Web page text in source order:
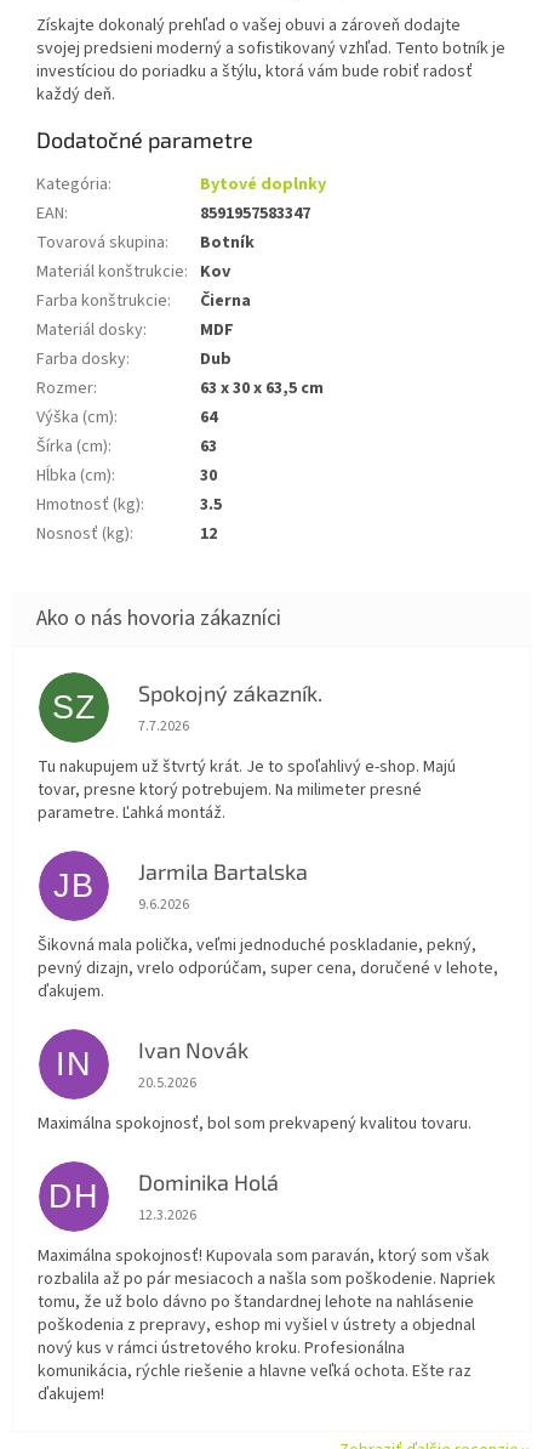
Získajte dokonalý prehľad o vašej obuvi a zároveň dodajte
svojej predsieni moderný a sofistikovaný vzhľad. Tento botník je
investíciou do poriadku a štýlu, ktorá vám bude robiť radosť
každý deň.
Dodatočné parametre
Kategória:
Bytové doplnky
EAN:
8591957583347
Tovarová skupina:
Botník
Materiál konštrukcie: Kov
Farba konštrukcie:
Čierna
Materiál dosky:
MDF
Farba dosky:
Dub
Rozmer:
63 x 30 x 63,5 cm
Výška (cm):
64
Šírka (cm):
63
Hĺbka (cm):
30
Hmotnosť (kg):
3.5
Nosnosť (kg): 12
SZ Spokojný zákazník.
Hodnotenie obchodu je 5 z 5 hviezdičiek.
7.7.2026
Tu nakupujem už štvrtý krát. Je to spoľahlivý e-shop. Majú
tovar, presne ktorý potrebujem. Na milimeter presné
parametre. Ľahká montáž.
JB Jarmila Bartalska
Hodnotenie obchodu je 5 z 5 hviezdičiek.
9.6.2026
Šikovná mala polička, veľmi jednoduché poskladanie, pekný,
pevný dizajn, vrelo odporúčam, super cena, doručené v lehote,
ďakujem.
IN Ivan Novák
Hodnotenie obchodu je 5 z 5 hviezdičiek.
20.5.2026
Maximálna spokojnosť, bol som prekvapený kvalitou tovaru.
DH Dominika Holá
Hodnotenie obchodu je 5 z 5 hviezdičiek.
12.3.2026
Maximálna spokojnosť! Kupovala som paraván, ktorý som však
rozbalila až po pár mesiacoch a našla som poškodenie. Napriek
tomu, že už bolo dávno po štandardnej lehote na nahlásenie
poškodenia z prepravy, eshop mi vyšiel v ústrety a objednal
nový kus v rámci ústretového kroku. Profesionálna
komunikácia, rýchle riešenie a hlavne veľká ochota. Ešte raz
ďakujem!